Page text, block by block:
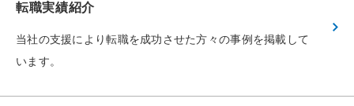
転職実績紹介
当社の支援により転職を成功させた方々の事例を掲載して
います。